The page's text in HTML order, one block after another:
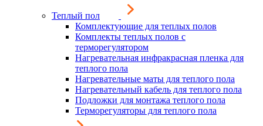
Теплый пол
Комплектующие для теплых полов
Комплекты теплых полов с
терморегулятором
Нагревательная инфракрасная пленка для
теплого пола
Нагревательные маты для теплого пола
Нагревательный кабель для теплого пола
Подложки для монтажа теплого пола
Терморегуляторы для теплого пола